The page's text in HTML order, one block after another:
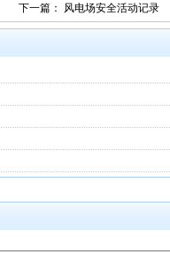
下一篇： 风电场安全活动记录